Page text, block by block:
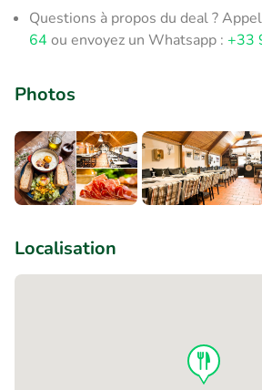
Questions à propos du deal ?
64 ou envoyez un Whatsapp : +33
Photos
Localisation